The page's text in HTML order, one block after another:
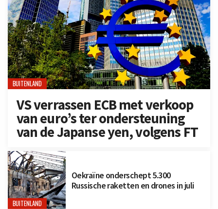
BUITENLAND
VS verrassen ECB met verkoop
van euro’s ter ondersteuning
van de Japanse yen, volgens FT
BUITENLAND
Oekraïne onderschept 5.300
Russische raketten en drones in juli